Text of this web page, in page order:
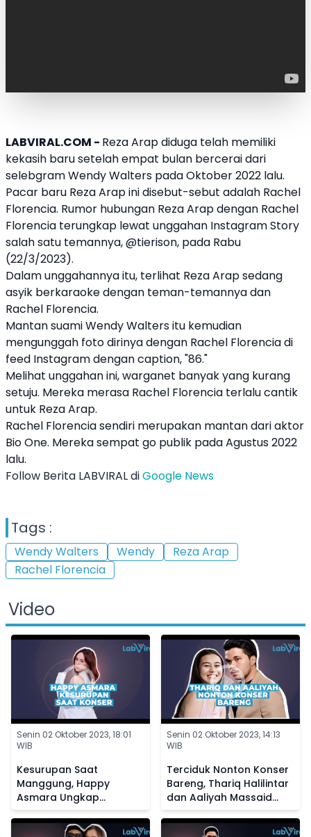
LABVIRAL.COM - Reza Arapdiduga telah memiliki
kekasih baru setelah empat bulan bercerai dari
selebgramWendy Walters pada Oktober 2022 lalu.
Pacar baru Reza Arapini disebut-sebut adalah Rachel
Florencia. Rumor hubungan Reza Arapdengan Rachel
Florencia terungkap lewat unggahan Instagram Story
salah satu temannya, @tierison, pada Rabu
(22/3/2023).
Dalam unggahannya itu, terlihat Reza Arapsedang
asyik berkaraoke dengan teman-temannya dan
Rachel Florencia.
Mantan suamiWendy Waltersitu kemudian
mengunggah foto dirinya dengan Rachel Florenciadi
feed Instagram dengan caption, "86."
Melihat unggahan ini, warganet banyak yang kurang
setuju. Mereka merasa Rachel Florencia terlalu cantik
untuk Reza Arap.
Rachel Florenciasendiri merupakan mantan dari aktor
Bio One. Mereka sempat go publik pada Agustus 2022
lalu.
Follow Berita LABVIRAL diGoogle News
Tags :
Wendy Walters Wendy
Reza Arap
Rachel Florencia
Video
Senin 02 Oktober 2023, 18:01
WIB
Kesurupan Saat
Manggung, Happy
Asmara Ungkap
Kedekatannya dengan
Makhluk Halus
Senin 02 Oktober 2023, 14:13
WIB
Terciduk Nonton Konser
Bareng, Thariq Halilintar
dan Aaliyah Massaid
Diisukan Makin Dekat